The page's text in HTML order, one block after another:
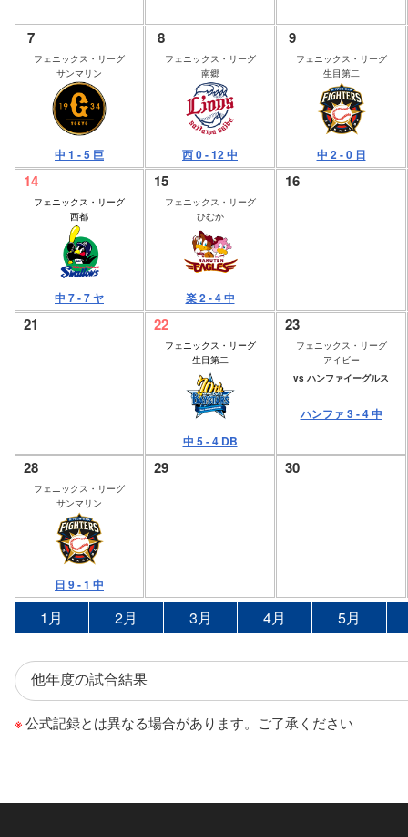
7
フェニックス・リーグ
サンマリン
中 1 - 5 巨
8
フェニックス・リーグ
南郷
西 0 - 12 中
9
フェニックス・リーグ
生目第二
中 2 - 0 日
14
フェニックス・リーグ
西都
中 7 - 7 ヤ
15
フェニックス・リーグ
ひむか
楽 2 - 4 中
16
21 22
フェニックス・リーグ
生目第二
中 5 - 4 DB
23
フェニックス・リーグ
アイビー
vs ハンファイーグルス
ハンファ 3 - 4 中
28
フェニックス・リーグ
サンマリン
日 9 - 1 中
29 30
1月 2月 3月 4月 5月
公式記録とは異なる場合があります。ご了承ください